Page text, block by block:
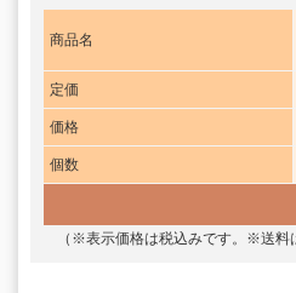
商品名
定価
価格
個数
（※表示価格は税込みです。※送料